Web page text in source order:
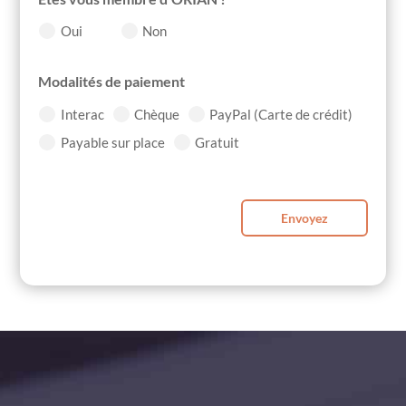
Oui Non
Modalités de paiement
Interac Chèque
PayPal (Carte de crédit)
Payable sur place
Gratuit
Envoyez